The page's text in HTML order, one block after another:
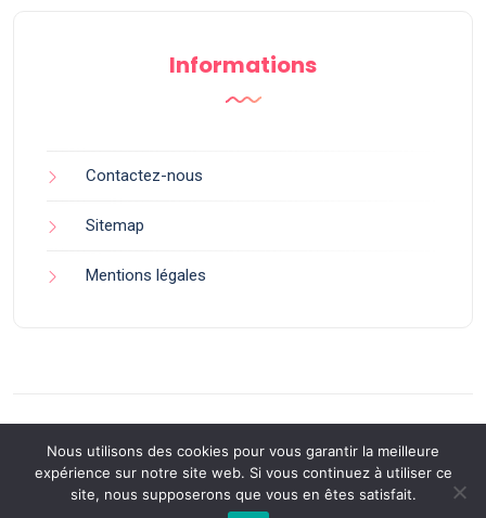
Informations
Contactez-nous
Sitemap
Mentions légales
Back to Top
Nous utilisons des cookies pour vous garantir la meilleure
expérience sur notre site web. Si vous continuez à utiliser ce
site, nous supposerons que vous en êtes satisfait.